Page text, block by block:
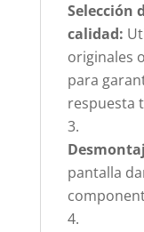
Selección
calidad:
originales
para
respuesta
pantalla